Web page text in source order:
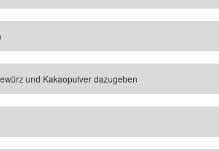
und Kakaopulver dazugeben